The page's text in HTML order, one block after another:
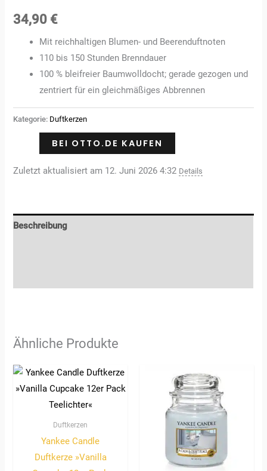
34,90 €
Mit reichhaltigen Blumen- und Beerenduftnoten
110 bis 150 Stunden Brenndauer
100 % bleifreier Baumwolldocht; gerade gezogen und
zentriert für ein gleichmäßiges Abbrennen
Kategorie: Duftkerzen
BEI OTTO.DE KAUFEN
Zuletzt aktualisiert am 12. Juni 2026 4:32 Details
Beschreibung
Ähnliche Produkte
Duftkerzen
Yankee Candle
Duftkerze »Vanilla